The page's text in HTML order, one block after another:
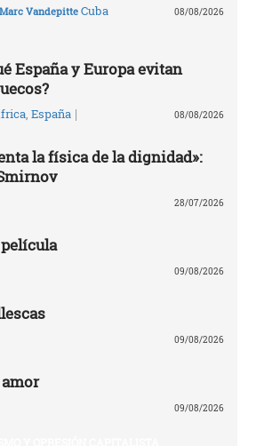
Marc Vandepitte Cuba 08/08/2026
España y Europa evitan
, España | 08/08/2026
la física de la dignidad»:
28/07/2026
09/08/2026
09/08/2026
09/08/2026